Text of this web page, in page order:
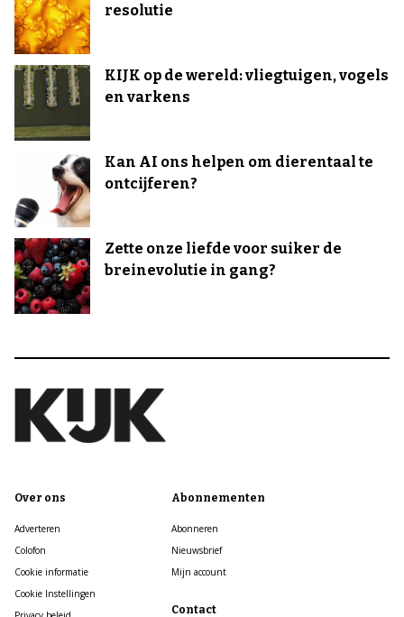
resolutie
KIJK op de wereld: vliegtuigen, vogels
en varkens
Kan AI ons helpen om dierentaal te
ontcijferen?
Zette onze liefde voor suiker de
breinevolutie in gang?
Over ons
Adverteren
Colofon
Cookie informatie
Cookie Instellingen
Abonnementen
Abonneren
Nieuwsbrief
Mijn account
Contact